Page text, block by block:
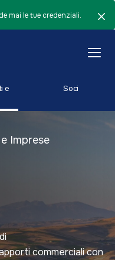
mai le tue credenziali.
e
Soci
Imprese
commerciali con